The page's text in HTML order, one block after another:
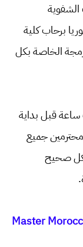
الشفوية
برحاب كلية
الخاصة بكل
قبل بداية
جميع
صحيح
Master